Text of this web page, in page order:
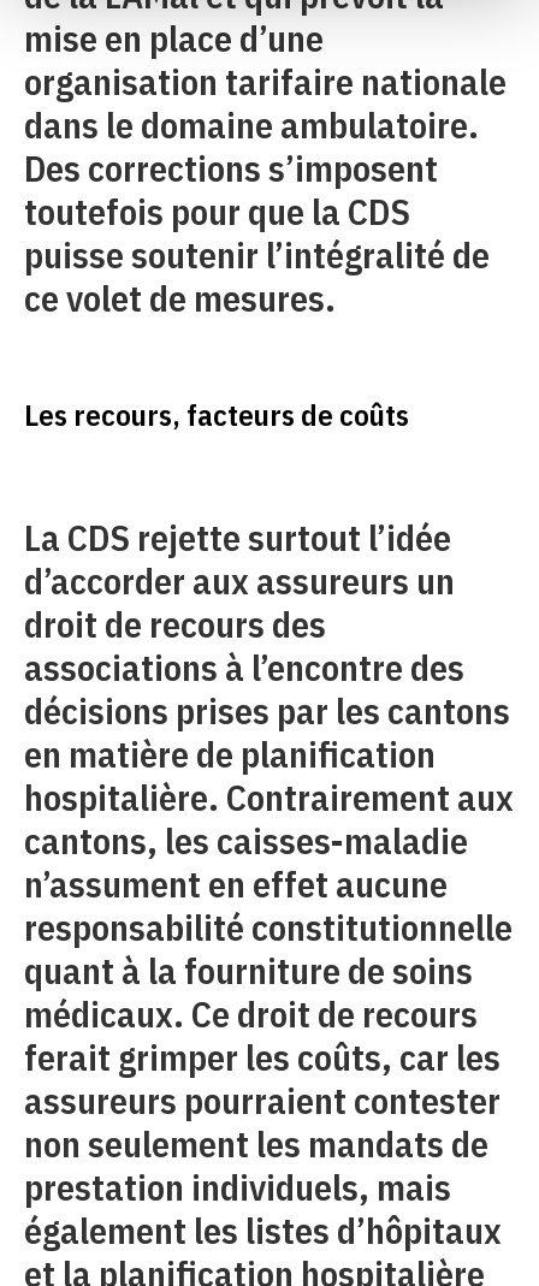
mise en place d’une
organisation tarifaire nationale
dans le domaine ambulatoire.
Des corrections s’imposent
toutefois pour que la CDS
puisse soutenir l’intégralité de
ce volet de mesures.
Les recours, facteurs de coûts
La CDS rejette surtout l’idée
d’accorder aux assureurs un
droit de recours des
associations à l’encontre des
décisions prises par les cantons
en matière de planification
hospitalière. Contrairement aux
cantons, les caisses-maladie
n’assument en effet aucune
responsabilité constitutionnelle
quant à la fourniture de soins
médicaux. Ce droit de recours
ferait grimper les coûts, car les
assureurs pourraient contester
non seulement les mandats de
prestation individuels, mais
également les listes d’hôpitaux
et la planification hospitalière